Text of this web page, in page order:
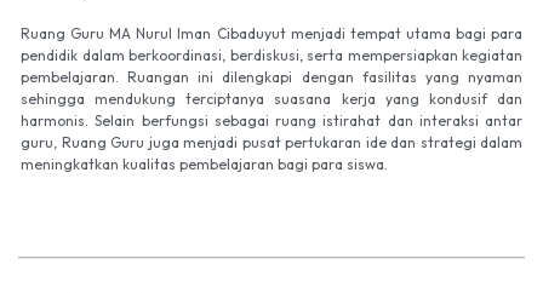
Ruang Guru MA Nurul Iman Cibaduyut menjadi tempat utama bagi para
pendidik dalam berkoordinasi, berdiskusi, serta mempersiapkan kegiatan
pembelajaran. Ruangan ini dilengkapi dengan fasilitas yang nyaman
sehingga mendukung terciptanya suasana kerja yang kondusif dan
harmonis. Selain berfungsi sebagai ruang istirahat dan interaksi antar
guru, Ruang Guru juga menjadi pusat pertukaran ide dan strategi dalam
meningkatkan kualitas pembelajaran bagi para siswa.